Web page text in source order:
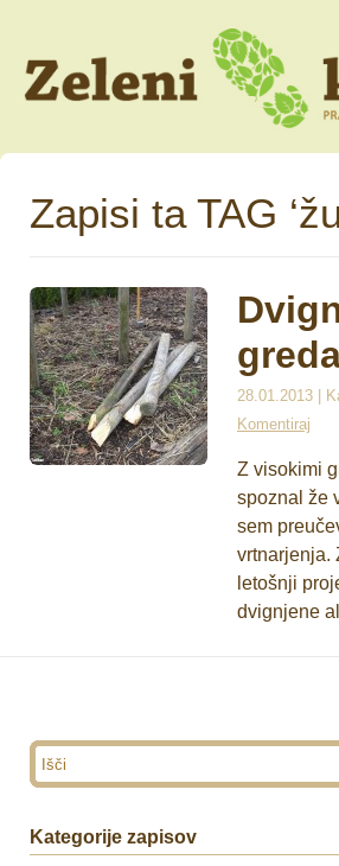
Zapisi ta TAG
28.01.2013 |
Komentiraj
Z visokimi
spoznal že
sem
vrtnarjenja.
letošnji
dvignjene
Kategorije zapisov